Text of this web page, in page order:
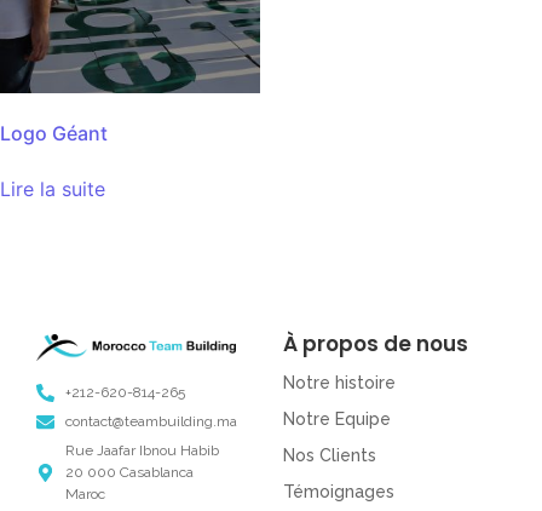
Logo Géant
Lire la suite
+212-620-814-265
contact@teambuilding.ma
Rue Jaafar Ibnou Habib
20 000 Casablanca
Maroc
À propos de nous
Notre histoire
Notre Equipe
Nos Clients
Témoignages